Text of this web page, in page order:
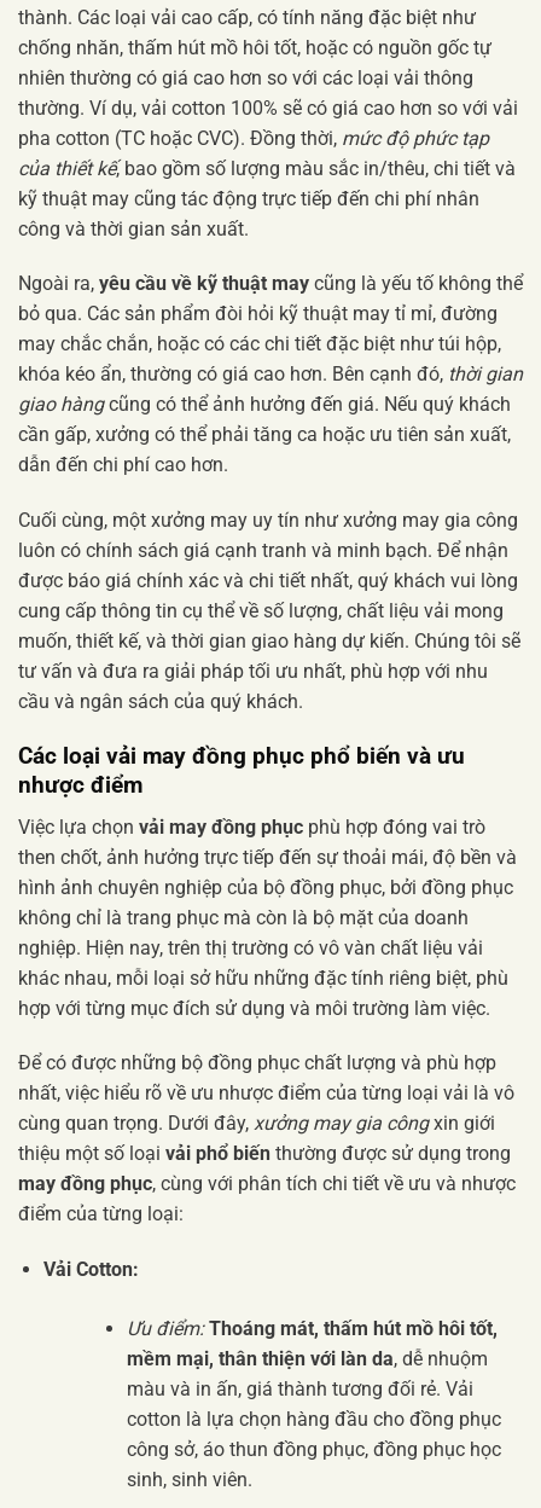
thành. Các loại vải cao cấp, có tính năng đặc biệt như
chống nhăn, thấm hút mồ hôi tốt, hoặc có nguồn gốc tự
nhiên thường có giá cao hơn so với các loại vải thông
thường. Ví dụ, vải cotton 100% sẽ có giá cao hơn so với vải
pha cotton (TC hoặc CVC). Đồng thời, mức độ phức tạp
của thiết kế, bao gồm số lượng màu sắc in/thêu, chi tiết và
kỹ thuật may cũng tác động trực tiếp đến chi phí nhân
công và thời gian sản xuất.
Ngoài ra, yêu cầu về kỹ thuật may cũng là yếu tố không thể
bỏ qua. Các sản phẩm đòi hỏi kỹ thuật may tỉ mỉ, đường
may chắc chắn, hoặc có các chi tiết đặc biệt như túi hộp,
khóa kéo ẩn, thường có giá cao hơn. Bên cạnh đó, thời gian
giao hàngcũng có thể ảnh hưởng đến giá. Nếu quý khách
cần gấp, xưởng có thể phải tăng ca hoặc ưu tiên sản xuất,
dẫn đến chi phí cao hơn.
Cuối cùng, một xưởng may uy tín như xưởng may gia công
luôn có chính sách giá cạnh tranh và minh bạch. Để nhận
được báo giá chính xác và chi tiết nhất, quý khách vui lòng
cung cấp thông tin cụ thể về số lượng, chất liệu vải mong
muốn, thiết kế, và thời gian giao hàng dự kiến. Chúng tôi sẽ
tư vấn và đưa ra giải pháp tối ưu nhất, phù hợp với nhu
cầu và ngân sách của quý khách.
Các loại vải may đồng phục phổ biến và ưu
nhược điểm
Việc lựa chọn vải may đồng phục phù hợp đóng vai trò
then chốt, ảnh hưởng trực tiếp đến sự thoải mái, độ bền và
hình ảnh chuyên nghiệp của bộ đồng phục, bởi đồng phục
không chỉ là trang phục mà còn là bộ mặt của doanh
nghiệp. Hiện nay, trên thị trường có vô vàn chất liệu vải
khác nhau, mỗi loại sở hữu những đặc tính riêng biệt, phù
hợp với từng mục đích sử dụng và môi trường làm việc.
Để có được những bộ đồng phục chất lượng và phù hợp
nhất, việc hiểu rõ về ưu nhược điểm của từng loại vải là vô
cùng quan trọng. Dưới đây, xưởng may gia côngxin giới
thiệu một số loại vải phổ biến thường được sử dụng trong
may đồng phục, cùng với phân tích chi tiết về ưu và nhược
điểm của từng loại:
Vải Cotton:
Ưu điểm: Thoáng mát, thấm hút mồ hôi tốt,
mềm mại, thân thiện với làn da, dễ nhuộm
màu và in ấn, giá thành tương đối rẻ. Vải
cotton là lựa chọn hàng đầu cho đồng phục
công sở, áo thun đồng phục, đồng phục học
sinh, sinh viên.